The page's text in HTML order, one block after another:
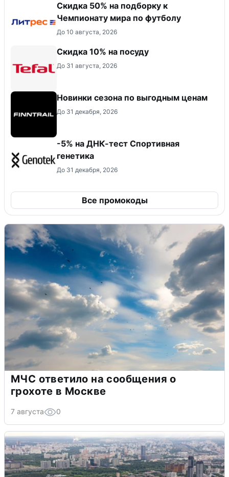
Скидка 50% на подборку к
Чемпионату мира по футболу
До 10 августа, 2026
Скидка 10% на посуду
До 31 августа, 2026
Новинки сезона по выгодным ценам
До 31 декабря, 2026
-5% на ДНК-тест Спортивная
генетика
До 31 декабря, 2026
Все промокоды
МЧС ответило на сообщения о
грохоте в Москве
7 августа 0